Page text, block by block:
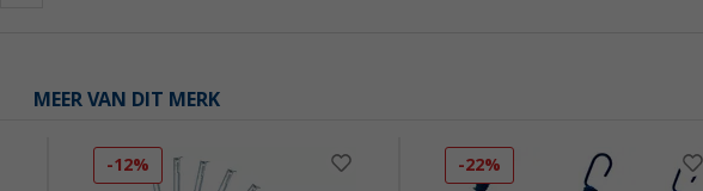
MEER VAN DIT MERK
-12% -22%